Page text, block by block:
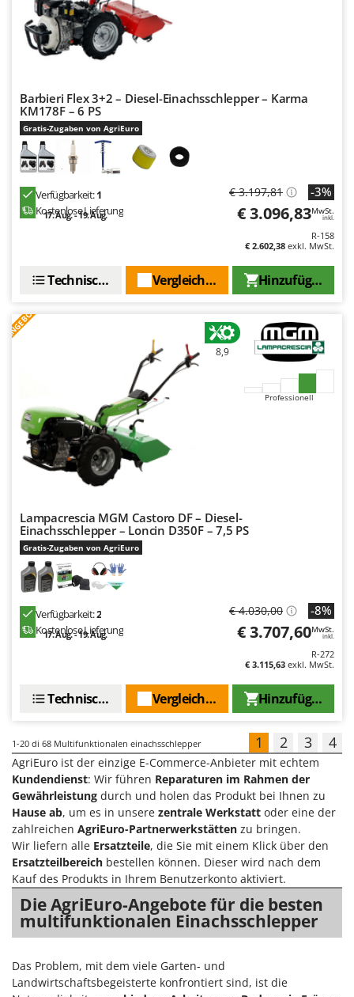
Barbieri Flex 3+2 – Diesel-Einachsschlepper – Karma
KM178F – 6 PS
Gratis-Zugaben von AgriEuro
Verfügbarkeit:1
Kostenlose Lieferung
17. Aug. - 19. Aug.
€ 3.197,81 -3%
€ 3.096,83MwSt.
inkl.
R-158
€ 2.602,38 exkl. MwSt.
Hinzufügen
Vergleichen Sie
Technische Daten
ANGEBOT
8,9
Professionell
Lampacrescia MGM Castoro DF – Diesel-
Einachsschlepper – Loncin D350F – 7,5 PS
Gratis-Zugaben von AgriEuro
Verfügbarkeit:2
Kostenlose Lieferung
17. Aug. - 19. Aug.
€ 4.030,00 -8%
€ 3.707,60MwSt.
inkl.
R-272
€ 3.115,63 exkl. MwSt.
Hinzufügen
Vergleichen Sie
Technische Daten
1-20 di 68 Multifunktionalen einachsschlepper 1 2 3 4
AgriEuro ist der einzige E-Commerce-Anbieter mit echtem
Kundendienst: Wir führen Reparaturen im Rahmen der
Gewährleistung durch und holen das Produkt bei Ihnen zu
Hause ab, um es in unsere zentrale Werkstatt oder eine der
zahlreichen AgriEuro-Partnerwerkstätten zu bringen.
Wir liefern alle Ersatzteile, die Sie mit einem Klick über den
Ersatzteilbereich bestellen können. Dieser wird nach dem
Kauf des Produkts in Ihrem Benutzerkonto aktiviert.
Die AgriEuro-Angebote für die besten
multifunktionalen Einachsschlepper
Das Problem, mit dem viele Garten- und
Landwirtschaftsbegeisterte konfrontiert sind, ist die